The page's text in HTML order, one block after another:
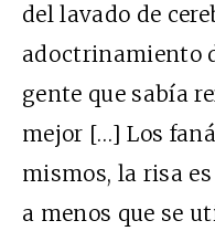
del lavado de
adoctrinamiento
gente que sabía
mejor […] Los
mismos, la risa
a menos que se